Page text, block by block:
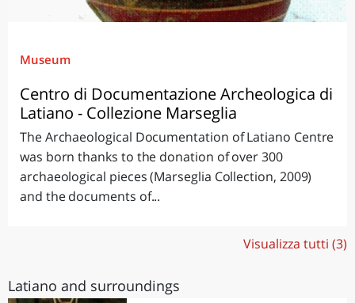
Museum
Centro di Documentazione Archeologica di
Latiano - Collezione Marseglia
The Archaeological Documentation of Latiano Centre
was born thanks to the donation of over 300
archaeological pieces (Marseglia Collection, 2009)
and the documents of...
Visualizza tutti (3)
Latiano and surroundings